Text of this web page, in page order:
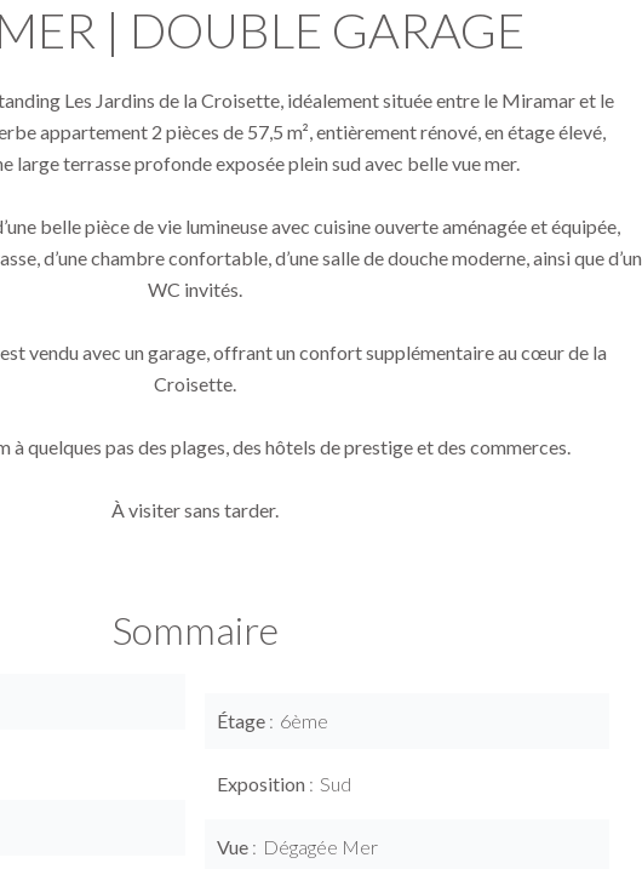
| DOUBLE GARAGE
Les Jardins de la Croisette, idéalement située entre le Miramar et le
appartement 2 pièces de 57,5 m², entièrement rénové, en étage élevé,
large terrasse profonde exposée plein sud avec belle vue mer.
belle pièce de vie lumineuse avec cuisine ouverte aménagée et équipée,
d’une chambre confortable, d’une salle de douche moderne, ainsi que d’un
WC invités.
vendu avec un garage, offrant un confort supplémentaire au cœur de la
Croisette.
à quelques pas des plages, des hôtels de prestige et des commerces.
À visiter sans tarder.
Sommaire
Étage 6ème
Exposition Sud
Vue Dégagée Mer